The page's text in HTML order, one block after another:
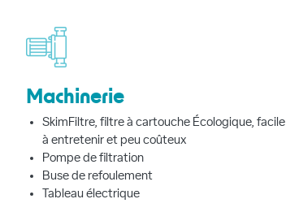
Machinerie
SkimFiltre, filtre à cartouche Écologique, facile
à entretenir et peu coûteux
Pompe de filtration
Buse de refoulement
Tableau électrique